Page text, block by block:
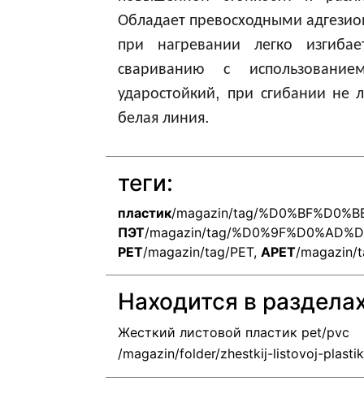
Обладает превосходными
при
нагревании легко
свариванию
с
ударостойкий, при сгибании не
белая линия.
теги:
пластик/magazin/tag/
ПЭТ/magazin/tag/
PET/magazin/tag/PET, APET/magazin/
Находится в
Жесткий листовой пластик pet/pvc